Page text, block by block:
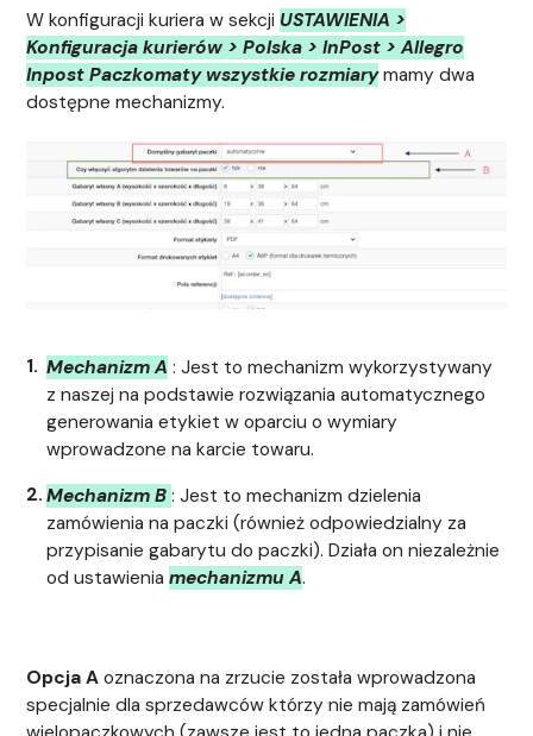
W konfiguracji kuriera w sekcji USTAWIENIA >
Konfiguracja kurierów > Polska > InPost > Allegro
Inpost Paczkomaty wszystkie rozmiarymamy dwa
dostępne mechanizmy.
Mechanizm A : Jest to mechanizm wykorzystywany
z naszej na podstawie rozwiązania automatycznego
generowania etykiet w oparciu o wymiary
wprowadzone na karcie towaru.
Mechanizm B: Jest to mechanizm dzielenia
zamówienia na paczki (również odpowiedzialny za
przypisanie gabarytu do paczki). Działa on niezależnie
od ustawieniamechanizmu A.
Opcja A oznaczona na zrzucie została wprowadzona
specjalnie dla sprzedawców którzy nie mają zamówień